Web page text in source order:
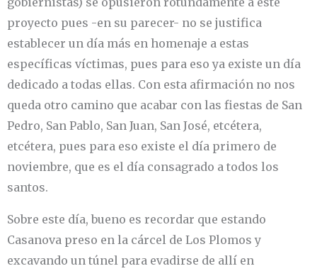
proyecto pues -en su parecer- no se justifica
establecer un día más en homenaje a estas
específicas víctimas, pues para eso ya existe un día
dedicado a todas ellas. Con esta afirmación no nos
queda otro camino que acabar con las fiestas de San
Pedro, San Pablo, San Juan, San José, etcétera,
etcétera, pues para eso existe el día primero de
noviembre, que es el día consagrado a todos los
santos.
Sobre este día, bueno es recordar que estando
Casanova preso en la cárcel de Los Plomos y
excavando un túnel para evadirse de allí en